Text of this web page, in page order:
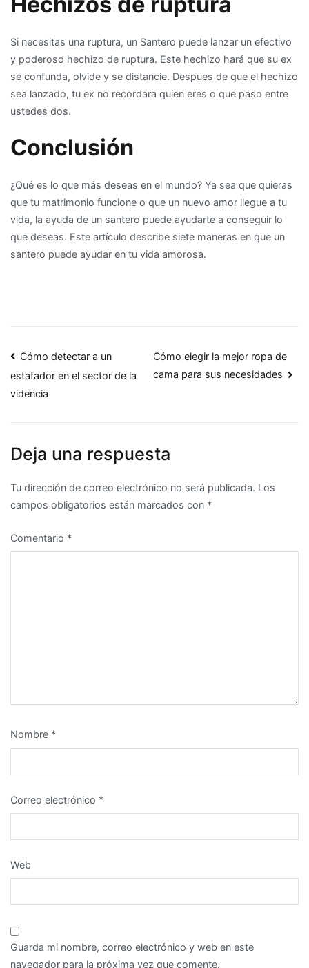
Si necesitas una ruptura, un Santero puede lanzar un efectivo
y poderoso hechizo de ruptura. Este hechizo hará que su ex
se confunda, olvide y se distancie. Despues de que el hechizo
sea lanzado, tu ex no recordara quien eres o que paso entre
ustedes dos.
Conclusión
¿Qué es lo que más deseas en el mundo? Ya sea que quieras
que tu matrimonio funcione o que un nuevo amor llegue a tu
vida, la ayuda de un santero puede ayudarte a conseguir lo
que deseas. Este artículo describe siete maneras en que un
santero puede ayudar en tu vida amorosa.
Navegación
de
Cómo detectar a un
estafador en el sector de la
videncia
Cómo elegir la mejor ropa de
cama para sus necesidades
Deja una respuesta
Tu dirección de correo electrónico no será publicada. Los
campos obligatorios están marcados con *
Comentario *
Nombre *
Correo electrónico *
Web
Guarda mi nombre, correo electrónico y web en este
navegador para la próxima vez que comente.